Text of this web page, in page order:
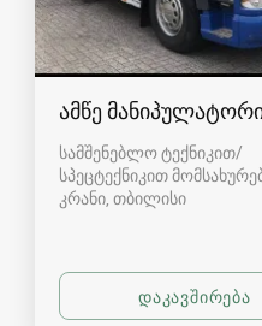
ამწე
სამშენებლო ტექნიკით/
სპეცტექნიკით
კრანი თბილისი